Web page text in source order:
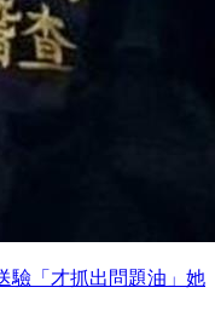
驗「才抓出問題油」她